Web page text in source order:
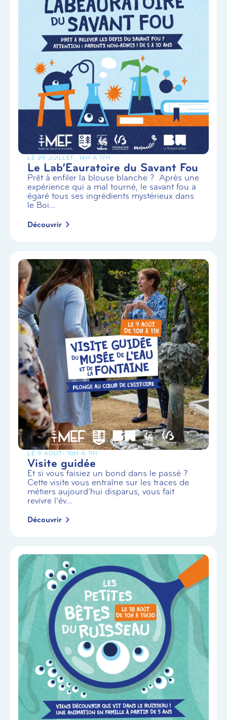
LE 29 JUILLET- 14H À 17H
Le Lab’Eauratoire du Savant Fou
Prêt à enfiler la blouse blanche ? Après une
expérience qui a mal tourné, le savant fou a
égaré tous ses ingrédients mystérieux dans
le Boi...
Découvrir
LE 9 AOÛT- 10H À 11H
Visite guidée
Et si vous faisiez un bond dans le passé ?
Cette visite vous entraîne sur les traces de
métiers aujourd’hui disparus, vous fait
revivre l’év...
Découvrir